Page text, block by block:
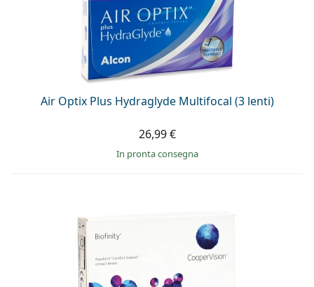
Air Optix Plus Hydraglyde Multifocal (3 lenti)
26,99 €
in pronta consegna